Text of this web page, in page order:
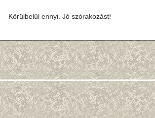
Körülbelül ennyi. Jó szórakozást!